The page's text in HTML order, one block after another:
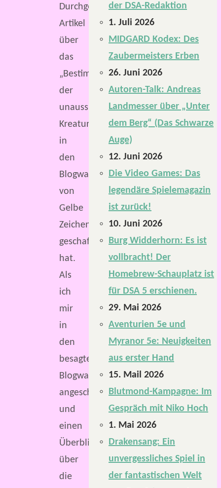
Durchgeblättert-
Artikel
über
das
„Bestimmungsbuch
der
unaussprechlichen
Kreaturen“
in
den
Blogwatch
von
Gelbe
Zeichen
geschafft
hat.
Als
ich
mir
in
den
besagten
Blogwatch
angeschaut
und
einen
Überblick
über
die
der DSA-Redaktion
1. Juli 2026
MIDGARD Kodex: Des
Zaubermeisters Erben
26. Juni 2026
Autoren-Talk: Andreas
Landmesser über „Unter
dem Berg“ (Das Schwarze
Auge)
12. Juni 2026
Die Video Games: Das
legendäre Spielemagazin
ist zurück!
10. Juni 2026
Burg Widderhorn: Es ist
vollbracht! Der
Homebrew-Schauplatz ist
für DSA 5 erschienen.
29. Mai 2026
Aventurien 5e und
Myranor 5e: Neuigkeiten
aus erster Hand
15. Mail 2026
Blutmond-Kampagne: Im
Gespräch mit Niko Hoch
1. Mai 2026
Drakensang: Ein
unvergessliches Spiel in
der fantastischen Welt